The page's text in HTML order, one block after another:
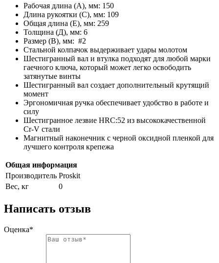
Рабочая длина (A), мм: 150
Длина рукоятки (C), мм: 109
Общая длина (E), мм: 259
Толщина (Д), мм: 6
Размер (B), мм: #2
Стальной колпачок выдерживает удары молотом
Шестигранный вал и втулка подходят для любой марки
гаечного ключа, который может легко освободить
затянутые винты
Шестигранный вал создает дополнительный крутящий
момент
Эргономичная ручка обеспечивает удобство в работе и
силу
Шестигранное лезвие HRC:52 из высококачественной
Cr-V стали
Магнитный наконечник с черной оксидной пленкой для
лучшего контроля крепежа
Общая информация
Производитель Proskit
Вес, кг
0
Написать отзыв
Оценка*